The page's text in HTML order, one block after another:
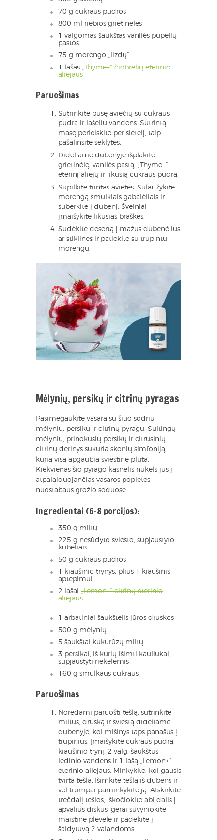
70 g cukraus pudros
800 ml riebios grietinėlės
1 valgomas šaukštas vanilės pupelių
pastos
75 g morengo „lizdų“
1 lašas „Thyme+“ čiobrelių eterinio
aliejaus
Paruošimas
Sutrinkite pusę aviečių su cukraus
pudra ir lašeliu vandens. Sutrintą
masę perleiskite per sietelį, taip
pašalinsite sėklytes.
Dideliame dubenyje išplakite
grietinėlę, vanilės pastą, „Thyme+“
eterinį aliejų ir likusią cukraus pudrą.
Supilkite trintas avietes. Sulaužykite
morengą smulkiais gabalėliais ir
suberkite į dubenį. Švelniai
įmaišykite likusias braškes.
Sudėkite desertą į mažus dubenėlius
ar stiklines ir patiekite su trupintu
morengu.
Mėlynių, persikų ir citrinų pyragas
Pasimėgaukite vasara su šiuo sodriu
mėlynių, persikų ir citrinų pyragu. Sultingų
mėlynių, prinokusių persikų ir citrusinių
citrinų derinys sukuria skonių simfoniją,
kurią visą apgaubia sviestinė pluta.
Kiekvienas šio pyrago kąsnelis nukels jus į
atpalaiduojančias vasaros popietes
nuostabaus grožio soduose.
Ingredientai (6-8 porcijos):
350 g miltų
225 g nesūdyto sviesto, supjaustyto
kubeliais
50 g cukraus pudros
1 kiaušinio trynys, plius 1 kiaušinis
aptepimui
2 lašai „Lemon+“ citrinų eterinio
aliejaus
1 arbatiniai šaukštelis jūros druskos
500 g mėlynių
5 šaukštai kukurūzų miltų
3 persikai, iš kurių išimti kauliukai,
supjaustyti riekelėmis
160 g smulkaus cukraus
Paruošimas
Norėdami paruošti tešlą, sutrinkite
miltus, druską ir sviestą dideliame
dubenyje, kol mišinys taps panašus į
trupinius. Įmaišykite cukraus pudrą,
kiaušinio trynį, 2 valg. šaukštus
ledinio vandens ir 1 lašą „Lemon+“
eterinio aliejaus. Minkykite, kol gausis
tvirta tešla. Išimkite tešlą iš dubens ir
vėl trumpai paminkykite ją. Atskirkite
trečdalį tešlos, iškočiokite abi dalis į
apvalius diskus, gerai suvyniokite
maistine plėvele ir padėkite į
šaldytuvą 2 valandoms.